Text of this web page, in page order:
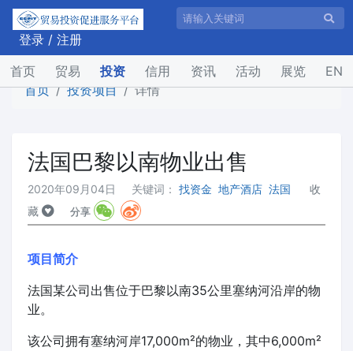
登录 / 注册
首页(current)
贸易 投资 信用 资讯 活动 展览
EN
首页
投资项目 详情
法国巴黎以南物业出售
2020年09月04日 关键词： 找资金 地产酒店 法国
收
藏
分享
项目简介
法国某公司出售位于巴黎以南35公里塞纳河沿岸的物
业。
该公司拥有塞纳河岸17,000m²的物业，其中6,000m²